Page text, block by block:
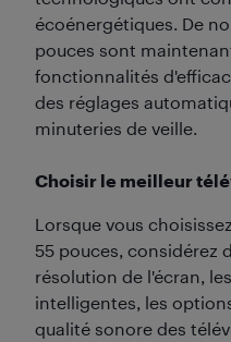
écoénergétiques. De
pouces sont
fonctionnalités
des réglages
minuteries de veille.
Choisir le meilleur
Lorsque vous
55 pouces, considérez
résolution de l'écran,
intelligentes, les
qualité sonore des